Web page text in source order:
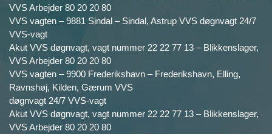
VVS Arbejder 80 20 20 80
VVS vagten – 9881 Sindal – Sindal, Astrup VVS døgnvagt 24/7
VVS-vagt
Akut VVS døgnvagt, vagt nummer 22 22 77 13 – Blikkenslager,
VVS Arbejder 80 20 20 80
VVS vagten – 9900 Frederikshavn – Frederikshavn, Elling,
Ravnshøj, Kilden, Gærum VVS
døgnvagt 24/7 VVS-vagt
Akut VVS døgnvagt, vagt nummer 22 22 77 13 – Blikkenslager,
VVS Arbejder 80 20 20 80